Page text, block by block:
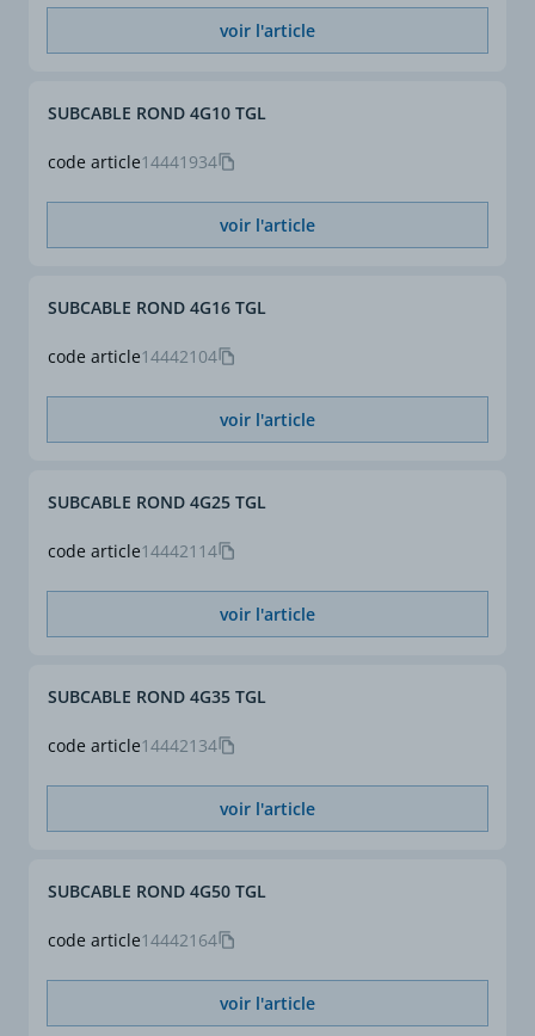
d'appliquer des facteurs
de correction selon NF C
voir l'article
code article14441934
SUBCABLE ROND 4G10 TGL
voir l'article
code article14442104
SUBCABLE ROND 4G16 TGL
voir l'article
code article14442114
SUBCABLE ROND 4G25 TGL
voir l'article
code article14442134
SUBCABLE ROND 4G35 TGL
voir l'article
code article14442164
SUBCABLE ROND 4G50 TGL
voir l'article